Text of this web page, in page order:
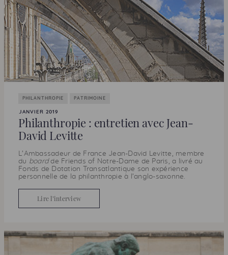
PHILANTHROPIE PATRIMOINE
JANVIER 2019
Philanthropie : entretien avec Jean-
David Levitte
L’Ambassadeur de France Jean-David Levitte, membre
du boardde Friends of Notre-Dame de Paris, a livré au
Fonds de Dotation Transatlantique son expérience
personnelle de la philanthropie à l’anglo-saxonne.
Lire l’interview